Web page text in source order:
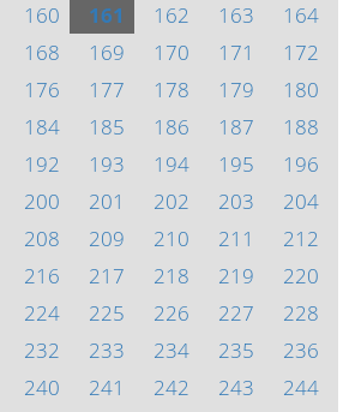
160 161 162 163
164
168 169 170 171
172
176 177 178 179
180
184 185 186 187
188
192 193 194 195
196
200 201 202 203
204
208 209 210 211
212
216 217 218 219
220
224 225 226 227
228
232 233 234 235
236
240 241 242 243
244